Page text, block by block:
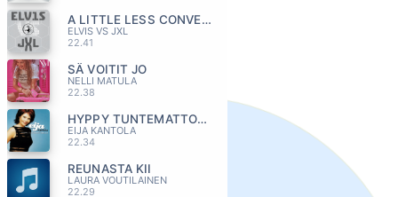
A LITTLE LESS CONVERSATION
ELVIS VS JXL
22.41
SÄ VOITIT JO
NELLI MATULA
22.38
HYPPY TUNTEMATTOMAAN
EIJA KANTOLA
22.34
REUNASTA KII
LAURA VOUTILAINEN
22.29